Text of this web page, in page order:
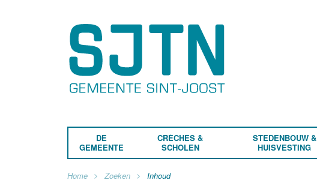
DE
GEMEENTE
CRÈCHES &
SCHOLEN
STEDENBOUW &
HUISVESTING
Home Zoeken Inhoud